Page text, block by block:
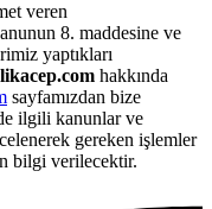
veren
8. maddesine ve
yaptıkları
hakkında
sayfamızdan bize
ilgili kanunlar ve
gereken işlemler
bilgi verilecektir.